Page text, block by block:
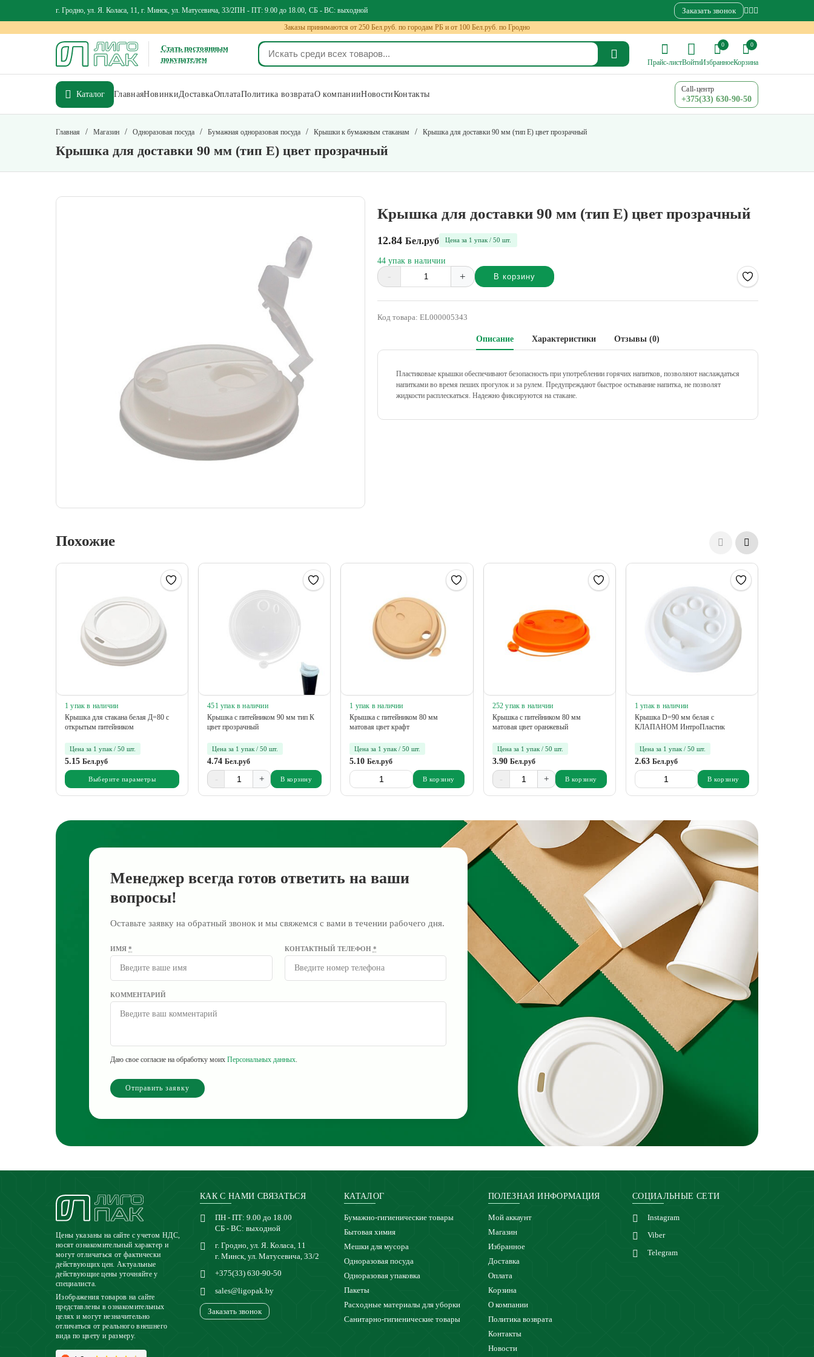
г. Гродно, ул. Я. Коласа, 11, г. Минск, ул. Матусевича, 33/2ПН - ПТ: 9.00 до 18.00 СБ - ВС: выходной Заказать звонок
Заказы принимаются от 250 Бел.руб. по городам РБ и от 100 Бел.руб. по Гродно
Стать постоянным
покупателем
Прайс-листВойти
0
Избранное
0
Корзина
Каталог ГлавнаяНовинкиДоставкаОплатаПолитика возвратаО компанииНовостиКонтакты
Call-центр
+375(33) 630-90-50
Главная / Магазин / Одноразовая посуда / Бумажная одноразовая посуда / Крышки к бумажным стаканам / Крышка для доставки 90 мм (тип Е) цвет прозрачный
Крышка для доставки 90 мм (тип Е) цвет прозрачный
Крышка для доставки 90 мм (тип Е) цвет прозрачный
12.84 Бел.руб Цена за 1 упак / 50 шт.
44 упак в наличии
- + В корзину
Alternative:
Код товара: EL000005343
Описание Характеристики Отзывы (0)
Пластиковые крышки обеспечивают безопасность при употреблении горячих напитков, позволяют наслаждаться
напитками во время пеших прогулок и за рулем. Предупреждают быстрое остывание напитка, не позволят
жидкости расплескаться. Надежно фиксируются на стакане.
Похожие
1 упак в наличии
Крышка для стакана белая Д=80 с
открытым питейником
Цена за 1 упак / 50 шт.
5.15 Бел.руб
Выберите параметры
451 упак в наличии
Крышка с питейником 90 мм тип К
цвет прозрачный
Цена за 1 упак / 50 шт.
4.74Бел.руб
- + В корзину
1 упак в наличии
Крышка с питейником 80 мм
матовая цвет крафт
Цена за 1 упак / 50 шт.
5.10Бел.руб
В корзину
252 упак в наличии
Крышка с питейником 80 мм
матовая цвет оранжевый
Цена за 1 упак / 50 шт.
3.90 Бел.руб
- + В корзину
1 упак в наличии
Крышка D=90 мм белая с
КЛАПАНОМ ИнтроПластик
Цена за 1 упак / 50 шт.
2.63 Бел.руб
В корзину
Менеджер всегда готов ответить на ваши
вопросы!
Оставьте заявку на обратный звонок и мы свяжемся с вами в течении рабочего дня.
ИМЯ * КОНТАКТНЫЙ ТЕЛЕФОН *
КОММЕНТАРИЙ
Даю свое согласие на обработку моих Персональных данных.
Отправить заявку
Цены указаны на сайте с учетом НДС,
носят ознакомительный характер и
могут отличаться от фактически
действующих цен. Актуальные
действующие цены уточняйте у
специалиста.
Изображения товаров на сайте
представлены в ознакомительных
целях и могут незначительно
отличаться от реального внешнего
вида по цвету и размеру.
КАК С НАМИ СВЯЗАТЬСЯ
ПН - ПТ: 9.00 до 18.00
СБ - ВС: выходной
г. Гродно, ул. Я. Коласа, 11
г. Минск, ул. Матусевича, 33/2
+375(33) 630-90-50
sales@ligopak.by
Заказать звонок
КАТАЛОГ
Бумажно-гигиенические товары
Бытовая химия
Мешки для мусора
Одноразовая посуда
Одноразовая упаковка
Пакеты
Расходные материалы для уборки
Санитарно-гигиенические товары
ПОЛЕЗНАЯ ИНФОРМАЦИЯ
Мой аккаунт
Магазин
Избранное
Доставка
Оплата
Корзина
О компании
Политика возврата
Контакты
Новости
СОЦИАЛЬНЫЕ СЕТИ
Instagram
Viber
Telegram